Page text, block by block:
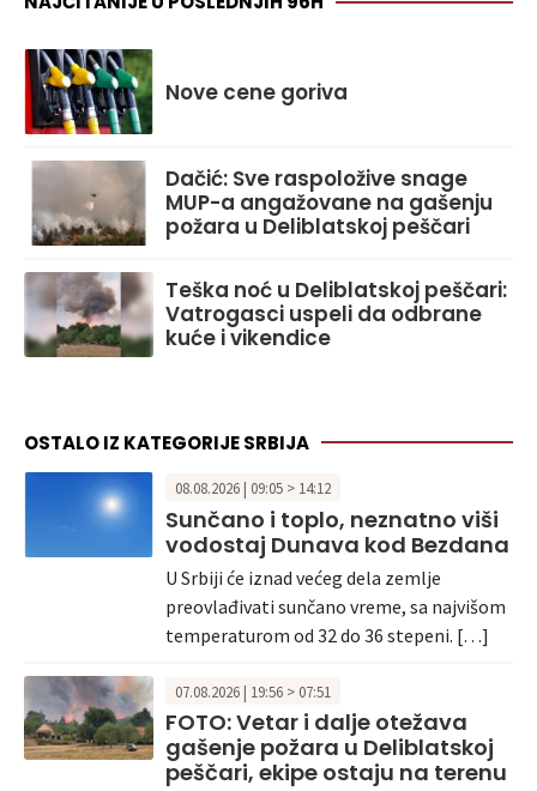
Nove cene goriva
Dačić: Sve raspoložive snage
MUP-a angažovane na gašenju
požara u Deliblatskoj peščari
Teška noć u Deliblatskoj peščari:
Vatrogasci uspeli da odbrane
kuće i vikendice
OSTALO IZ KATEGORIJE SRBIJA
08.08.2026 | 09:05 > 14:12
Sunčano i toplo, neznatno viši
vodostaj Dunava kod Bezdana
U Srbiji će iznad većeg dela zemlje
preovlađivati sunčano vreme, sa najvišom
temperaturom od 32 do 36 stepeni. […]
07.08.2026 | 19:56 > 07:51
FOTO: Vetar i dalje otežava
gašenje požara u Deliblatskoj
peščari, ekipe ostaju na terenu